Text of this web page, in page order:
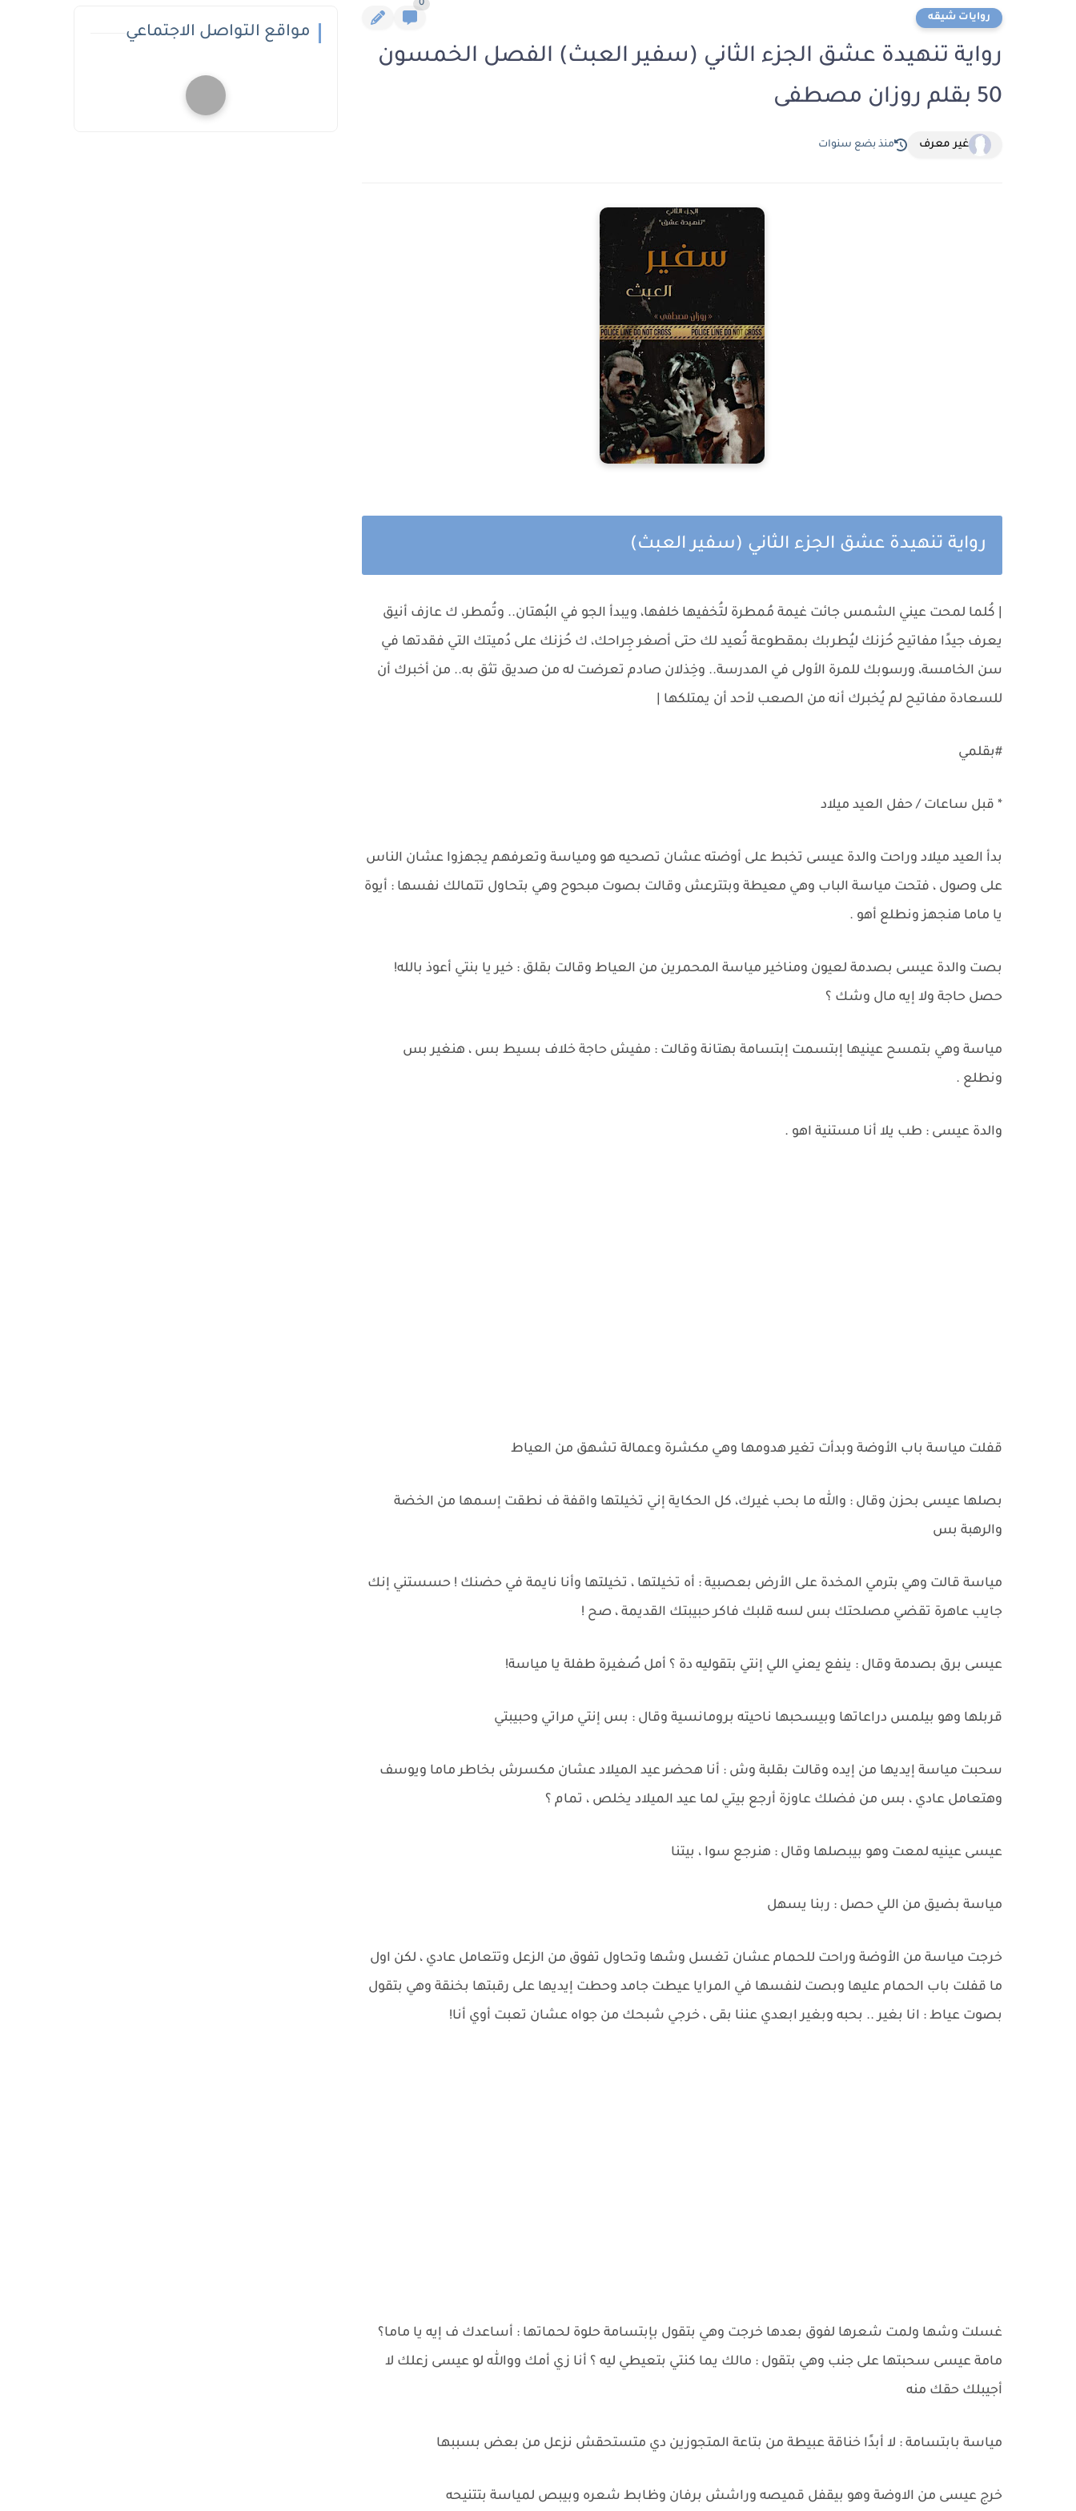
روايات شيقه
0
رواية تنهيدة عشق الجزء الثاني (سفير العبث) الفصل الخمسون
50 بقلم روزان مصطفى
غير معرف منذ بضع سنوات
رواية تنهيدة عشق الجزء الثاني (سفير العبث)
| كُلما لمحت عيني الشمس جائت غيمة مُمطرة لتُخفيها خلفها، ويبدأ الجو في البُهتان.. وتُمطر، ك عازف أنيق
يعرف جيدًا مفاتيح حُزنك ليُطربك بمقطوعة تُعيد لك حتى أصغر جِراحك، ك حُزنك على دُميتك التي فقدتها في
سن الخامسة، ورسوبك للمرة الأولى في المدرسة.. وخِذلان صادم تعرضت له من صديق تثق به.. من أخبرك أن
للسعادة مفاتيح لم يُخبرك أنه من الصعب لأحد أن يمتلكها |
#بقلمي
* قبل ساعات / حفل العيد ميلاد
بدأ العيد ميلاد وراحت والدة عيسى تخبط على أوضته عشان تصحيه هو ومياسة وتعرفهم يجهزوا عشان الناس
على وصول ، فتحت مياسة الباب وهي معيطة وبتترعش وقالت بصوت مبحوح وهي بتحاول تتمالك نفسها : أيوة
يا ماما هنجهز ونطلع أهو .
بصت والدة عيسى بصدمة لعيون ومناخير مياسة المحمرين من العياط وقالت بقلق : خير يا بنتي أعوذ بالله!
حصل حاجة ولا إيه مال وشك ؟
مياسة وهي بتمسح عينيها إبتسمت إبتسامة بهتانة وقالت : مفيش حاجة خلاف بسيط بس ، هنغير بس
ونطلع .
والدة عيسى : طب يلا أنا مستنية اهو .
قفلت مياسة باب الأوضة وبدأت تغير هدومها وهي مكشرة وعمالة تشهق من العياط
بصلها عيسى بحزن وقال : والله ما بحب غيرك، كل الحكاية إني تخيلتها واقفة ف نطقت إسمها من الخضة
والرهبة بس
مياسة قالت وهي بترمي المخدة على الأرض بعصبية : أه تخيلتها ، تخيلتها وأنا نايمة في حضنك ! حسستني إنك
جايب عاهرة تقضي مصلحتك بس لسه قلبك فاكر حبيبتك القديمة ، صح !
عيسى برق بصدمة وقال : ينفع يعني اللي إنتي بتقوليه دة ؟ أمل صُغيرة طفلة يا مياسة!
قربلها وهو بيلمس دراعاتها وبيسحبها ناحيته برومانسية وقال : بس إنتي مراتي وحبيبتي
سحبت مياسة إيديها من إيده وقالت بقلبة وش : أنا هحضر عيد الميلاد عشان مكسرش بخاطر ماما ويوسف
وهتعامل عادي ، بس من فضلك عاوزة أرجع بيتي لما عيد الميلاد يخلص ، تمام ؟
عيسى عينيه لمعت وهو بيبصلها وقال : هنرجع سوا ، بيتنا
مياسة بضيق من اللي حصل : ربنا يسهل
خرجت مياسة من الأوضة وراحت للحمام عشان تغسل وشها وتحاول تفوق من الزعل وتتعامل عادي ، لكن اول
ما قفلت باب الحمام عليها وبصت لنفسها في المرايا عيطت جامد وحطت إيديها على رقبتها بخنقة وهي بتقول
بصوت عياط : انا بغير .. بحبه وبغير ابعدي عننا بقى ، خرجي شبحك من جواه عشان تعبت أوي أنا!
غسلت وشها ولمت شعرها لفوق بعدها خرجت وهي بتقول بإبتسامة حلوة لحماتها : أساعدك ف إيه يا ماما؟
مامة عيسى سحبتها على جنب وهي بتقول : مالك يما كنتي بتعيطي ليه ؟ أنا زي أمك ووالله لو عيسى زعلك لا
أجيبلك حقك منه
مياسة بابتسامة : لا أبدًا خناقة عبيطة من بتاعة المتجوزين دي متستحقش نزعل من بعض بسببها
خرج عيسى من الاوضة وهو بيقفل قميصه وراشش برفان وظابط شعره وبيبص لمياسة بتتنيحه
مواقع التواصل الاجتماعي